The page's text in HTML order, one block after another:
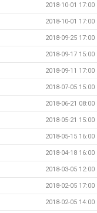
2018-10-01 17:00
2018-10-01 17:00
2018-09-25 17:00
2018-09-17 15:00
2018-09-11 17:00
2018-07-05 15:00
2018-06-21 08:00
2018-05-21 15:00
2018-05-15 16:00
2018-04-18 16:00
2018-03-05 12:00
2018-02-05 17:00
2018-02-05 14:00